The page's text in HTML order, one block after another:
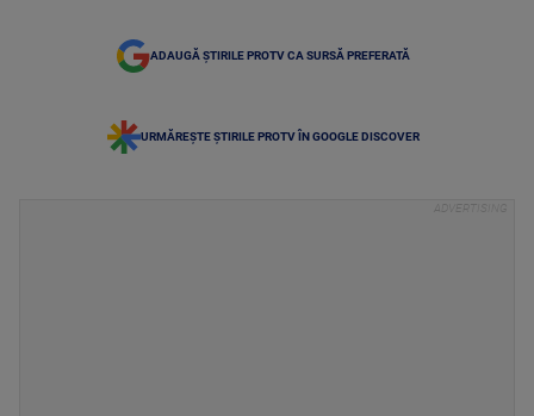
ADAUGĂ ȘTIRILE PROTV CA SURSĂ PREFERATĂ
URMĂREȘTE ȘTIRILE PROTV ÎN GOOGLE DISCOVER